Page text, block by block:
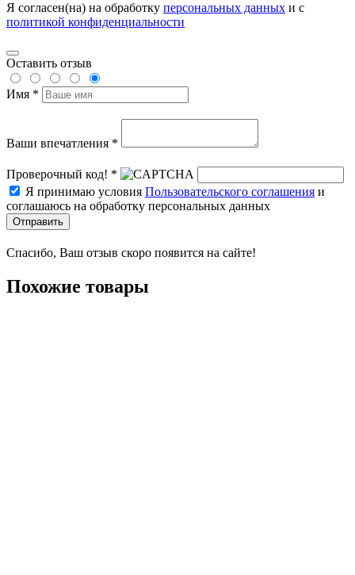
Я согласен(на) на обработку персональных данных и с
политикой конфиденциальности
Оставить отзыв
Имя *
Ваши впечатления *
Проверочный код! *
Я принимаю условия Пользовательского соглашения и
соглашаюсь на обработку персональных данных
Отправить
Спасибо, Ваш отзыв скоро появится на сайте!
Похожие товары